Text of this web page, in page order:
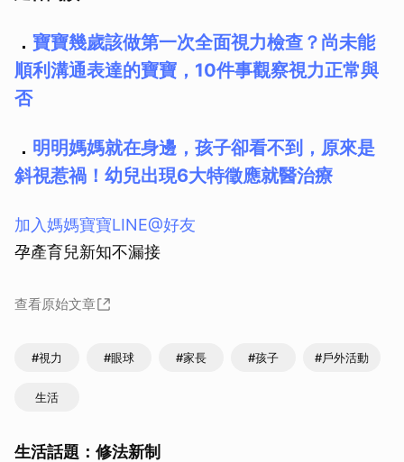
． 寶寶幾歲該做第一次全面視力檢查？尚未能
順利溝通表達的寶寶，10件事觀察視力正常與
否
． 明明媽媽就在身邊，孩子卻看不到，原來是
斜視惹禍！幼兒出現6大特徵應就醫治療
加入媽媽寶寶LINE@好友
孕產育兒新知不漏接
查看原始文章
#視力 #眼球 #家長 #孩子 #戶外活動
生活
生活話題：修法新制